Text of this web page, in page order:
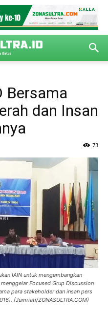
Bersama
dan Insan
73
IAIN untuk mengembangkan
Focused Grup Discussion
para stakeholder dan insan pers
(Jumriati/ZONASULTRA.COM)